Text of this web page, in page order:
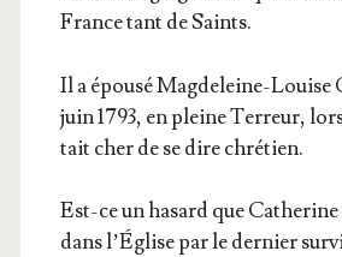
France tant de Saints.
Il a épou­sé Mag­de­leine-Louise
juin 1793, en pleine Ter­reur,
tait cher de se dire chrétien.
Est-ce un hasard que
dans l’Église par le der­nier